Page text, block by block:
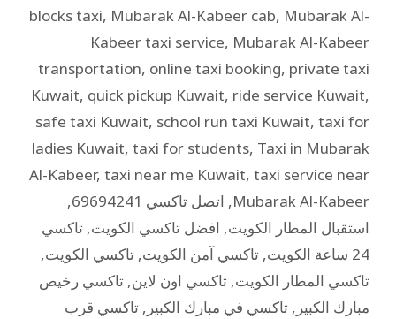
blocks taxi, Mubarak Al-Kabeer cab, Mubarak Al-
Kabeer taxi service, Mubarak Al-Kabeer
transportation, online taxi booking, private taxi
Kuwait, quick pickup Kuwait, ride service Kuwait,
safe taxi Kuwait, school run taxi Kuwait, taxi for
ladies Kuwait, taxi for students, Taxi in Mubarak
Al-Kabeer, taxi near me Kuwait, taxi service near
Mubarak Al-Kabeer
, اتصل تاكسي 69694241
,
استقبال المطار الكويت, افضل تاكسي الكويت, تاكسي
24 ساعة الكويت
, تاكسي آمن الكويت, تاكسي الكويت,
تاكسي المطار الكويت, تاكسي اون لاين, تاكسي رخيص
مبارك الكبير , تاكسي في مبارك الكبير , تاكسي قرب